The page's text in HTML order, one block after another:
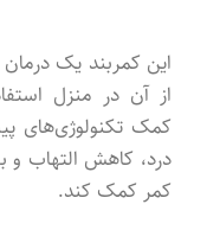
این کمربند یک
از آن در منزل
کمک تکنولوژی‌های
درد، کاهش التهاب
کمر کمک کند.